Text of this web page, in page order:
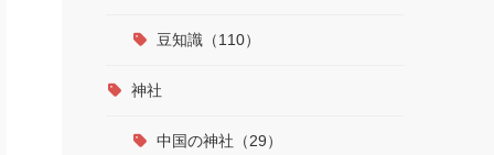
豆知識（110）
神社
中国の神社（29）